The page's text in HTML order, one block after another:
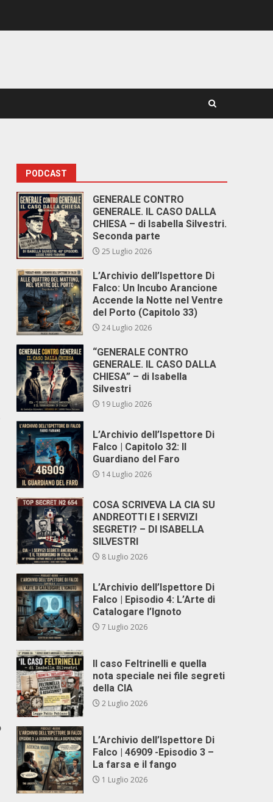
PODCAST
GENERALE CONTRO
GENERALE. IL CASO DALLA
CHIESA – di Isabella Silvestri.
Seconda parte
25 Luglio 2026
L’Archivio dell’Ispettore Di
Falco: Un Incubo Arancione
Accende la Notte nel Ventre
del Porto (Capitolo 33)
24 Luglio 2026
“GENERALE CONTRO
GENERALE. IL CASO DALLA
CHIESA” – di Isabella
Silvestri
19 Luglio 2026
L’Archivio dell’Ispettore Di
Falco | Capitolo 32: Il
Guardiano del Faro
14 Luglio 2026
COSA SCRIVEVA LA CIA SU
ANDREOTTI E I SERVIZI
SEGRETI? – DI ISABELLA
SILVESTRI
8 Luglio 2026
L’Archivio dell’Ispettore Di
Falco | Episodio 4: L’Arte di
Catalogare l’Ignoto
7 Luglio 2026
Il caso Feltrinelli e quella
nota speciale nei file segreti
della CIA
2 Luglio 2026
L’Archivio dell’Ispettore Di
Falco | 46909 -Episodio 3 –
La farsa e il fango
1 Luglio 2026